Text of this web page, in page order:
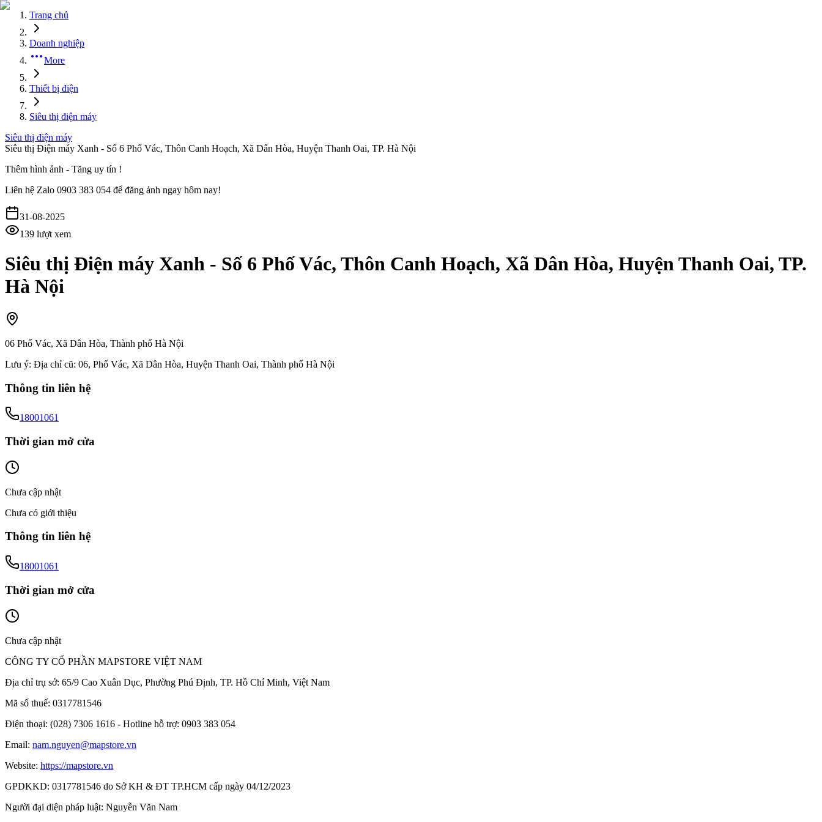
Trang chủ
Doanh nghiệp
More
Thiết bị điện
Siêu thị điện máy
Siêu thị điện máy
Siêu thị Điện máy Xanh - Số 6 Phố Vác, Thôn Canh Hoạch, Xã Dân Hòa, Huyện Thanh Oai, TP. Hà Nội
Thêm hình ảnh - Tăng uy tín !
Liên hệ Zalo 0903 383 054 để đăng ảnh ngay hôm nay!
31-08-2025
139 lượt xem
Siêu thị Điện máy Xanh - Số 6 Phố Vác, Thôn Canh Hoạch, Xã Dân Hòa, Huyện Thanh Oai, TP.
Hà Nội
06 Phố Vác, Xã Dân Hòa, Thành phố Hà Nội
Lưu ý: Địa chỉ cũ: 06, Phố Vác, Xã Dân Hòa, Huyện Thanh Oai, Thành phố Hà Nội
Thông tin liên hệ
18001061
Thời gian mở cửa
Chưa cập nhật
Chưa có giới thiệu
Thông tin liên hệ
18001061
Thời gian mở cửa
Chưa cập nhật
CÔNG TY CỔ PHẦN MAPSTORE VIỆT NAM
Địa chỉ trụ sở: 65/9 Cao Xuân Dục, Phường Phú Định, TP. Hồ Chí Minh, Việt Nam
Mã số thuế: 0317781546
Điện thoại: (028) 7306 1616 - Hotline hỗ trợ: 0903 383 054
Email: nam.nguyen@mapstore.vn
Website: https://mapstore.vn
GPDKKD: 0317781546 do Sở KH & ĐT TP.HCM cấp ngày 04/12/2023
Người đại diện pháp luật: Nguyễn Văn Nam